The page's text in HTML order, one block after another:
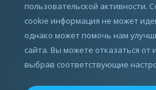
Все права
пользовательской активности.
cookie информация не может
однако может помочь нам
сайта. Вы можете отказаться от
выбрав соответствующие